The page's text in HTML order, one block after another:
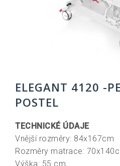
ELEGANT 4120 -
POSTEL
TECHNICKÉ ÚDAJE
Vnější rozměry: 84x167cm
Rozměry matrace:
Výška: 55 cm